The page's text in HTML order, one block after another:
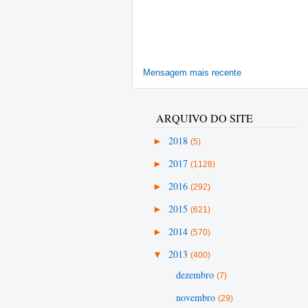
Mensagem mais recente
ARQUIVO DO SITE
► 2018 (5)
► 2017 (1128)
► 2016 (292)
► 2015 (621)
► 2014 (570)
▼ 2013 (400)
dezembro (7)
novembro (29)